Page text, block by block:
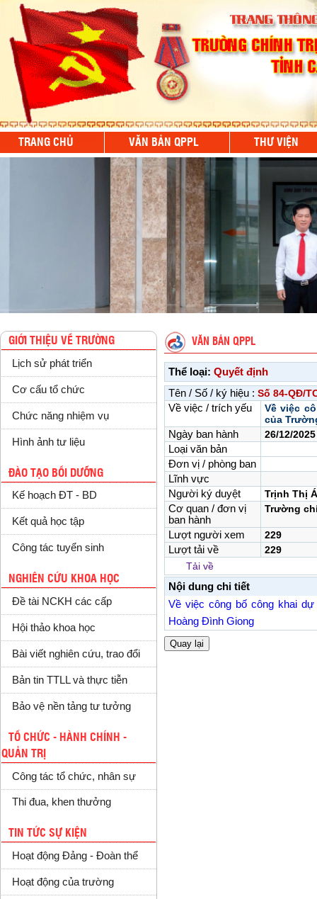
TRANG CHỦ VĂN BẢN QPPL THƯ VIỆN
GIỚI THIỆU VỀ TRƯỜNG
Lịch sử phát triển
Cơ cấu tổ chức
Chức năng nhiệm vụ
Hình ảnh tư liệu
ĐÀO TẠO BỒI DƯỠNG
Kế hoạch ĐT - BD
Kết quả học tập
Công tác tuyển sinh
NGHIÊN CỨU KHOA HỌC
Đề tài NCKH các cấp
Hội thảo khoa học
Bài viết nghiên cứu, trao đổi
Bản tin TTLL và thực tiễn
Bảo vệ nền tảng tư tưởng
TỔ CHỨC - HÀNH CHÍNH -
QUẢN TRỊ
Công tác tổ chức, nhân sự
Thi đua, khen thưởng
TIN TỨC SỰ KIỆN
Hoạt động Đảng - Đoàn thể
Hoạt động của trường
VĂN BẢN QPPL
Thể loại: Quyết định
Tên / Số / ký hiệu : Số 84-QĐ/
Về việc / trích yếu
Về việc
của
Ngày ban hành
26/12/2025
Loại văn bản
Đơn vị / phòng ban
Lĩnh vực
Người ký duyệt
Trịnh Thị
Cơ quan / đơn vị
ban hành
Trường
Lượt người xem
229
Lượt tải về
229
Tải về
Nội dung chi tiết
Về việc công bố công khai
Hoàng Đình Giong